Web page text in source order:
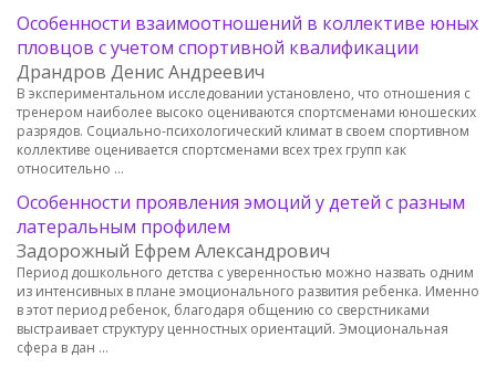
Особенности взаимоотношений в коллективе юных
пловцов с учетом спортивной квалификации
Драндров Денис Андреевич
В экспериментальном исследовании установлено, что отношения с
тренером наиболее высоко оцениваются спортсменами юношеских
разрядов. Социально-психологический климат в своем спортивном
коллективе оценивается спортсменами всех трех групп как
относительно …
Особенности проявления эмоций у детей с разным
латеральным профилем
Задорожный Ефрем Александрович
Период дошкольного детства с уверенностью можно назвать одним
из интенсивных в плане эмоционального развития ребенка. Именно
в этот период ребенок, благодаря общению со сверстниками
выстраивает структуру ценностных ориентаций. Эмоциональная
сфера в дан …